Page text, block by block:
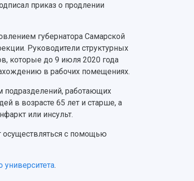
приказ о продлении
губернатора Самарской
Руководители структурных
которые до 9 июля 2020 года
в рабочих помещениях.
подразделений, работающих
в возрасте 65 лет и старше, а
или инсульт.
осуществляться с помощью
университета.